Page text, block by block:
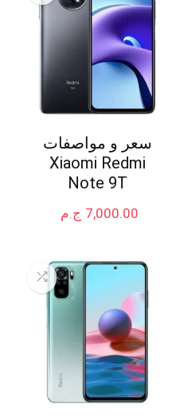
سعر و مواصفات
Xiaomi Redmi
Note 9T
ج.م 7,000.00